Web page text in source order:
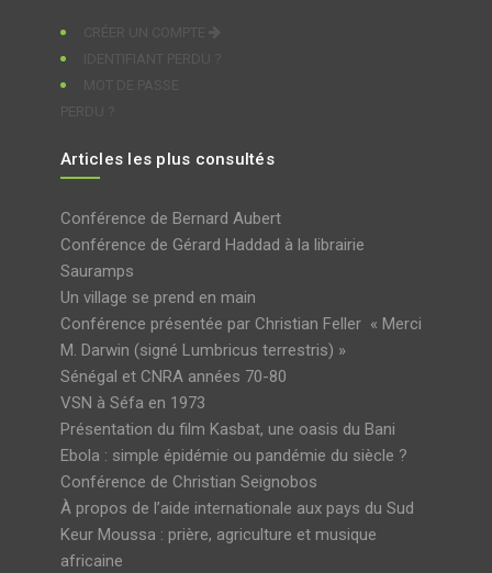
Articles les plus consultés
Conférence de Bernard Aubert
Conférence de Gérard Haddad à la librairie
Sauramps
Un village se prend en main
Conférence présentée par Christian Feller « Merci
M. Darwin (signé Lumbricus terrestris) »
Sénégal et CNRA années 70-80
VSN à Séfa en 1973
Présentation du film Kasbat, une oasis du Bani
Ebola : simple épidémie ou pandémie du siècle ?
Conférence de Christian Seignobos
À propos de l’aide internationale aux pays du Sud
Keur Moussa : prière, agriculture et musique
africaine